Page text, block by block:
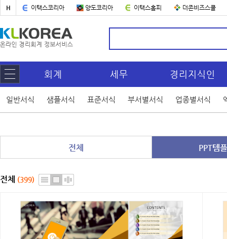
H 이택스코리아 양도코리아 이택스홈피 더존비즈스쿨
회계 세무 경리지식인
일반서식 샘플서식 표준서식 부서별서식 업종별서식
전체 PPT템
전체 (399)